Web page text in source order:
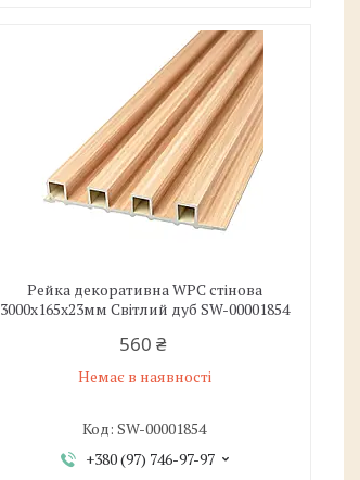
Рейка декоративна WPC стінова
3000х165х23мм Світлий дуб SW-00001854
560 ₴
Немає в наявності
SW-00001854
+380 (97) 746-97-97